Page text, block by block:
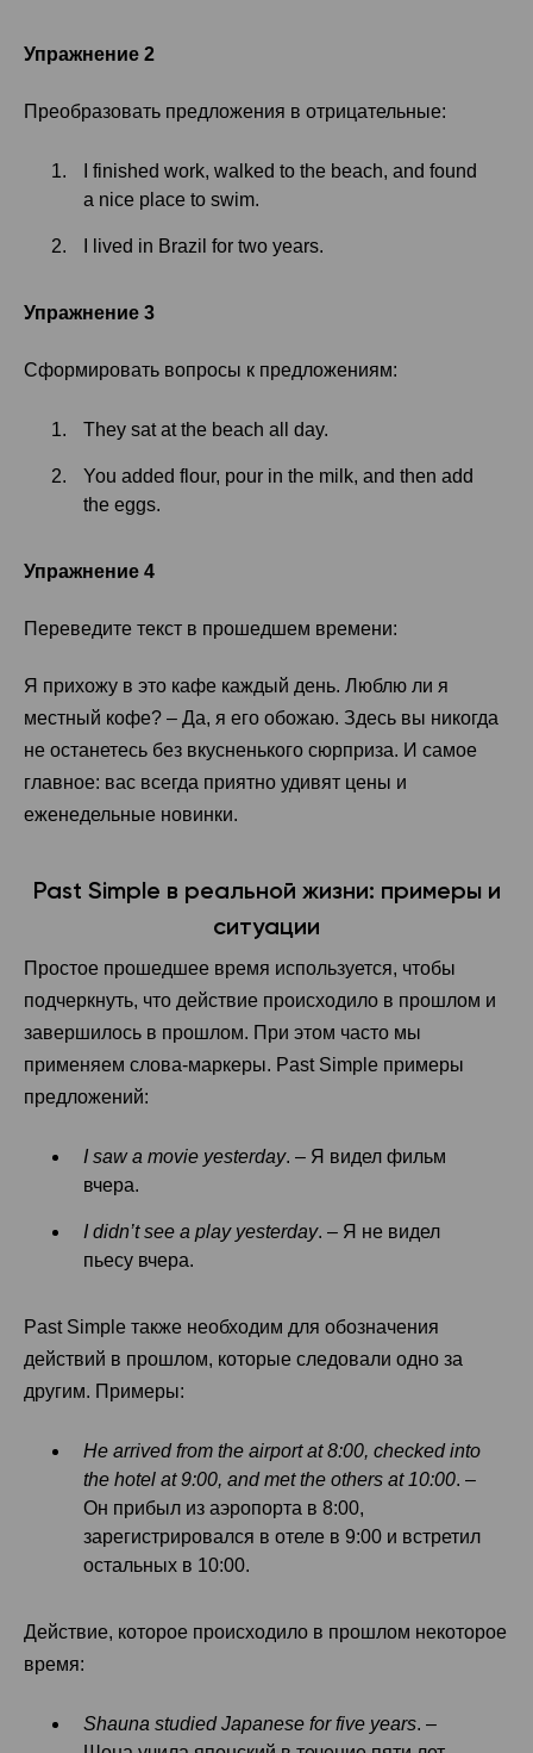
Упражнение 2
Преобразовать предложения в отрицательные:
I finished work, walked to the beach, and found
a nice place to swim.
I lived in Brazil for two years.
Упражнение 3
Сформировать вопросы к предложениям:
They sat at the beach all day.
You added flour, pour in the milk, and then add
the eggs.
Упражнение 4
Переведите текст в прошедшем времени:
Я прихожу в это кафе каждый день. Люблю ли я
местный кофе? – Да, я его обожаю. Здесь вы никогда
не останетесь без вкусненького сюрприза. И самое
главное: вас всегда приятно удивят цены и
еженедельные новинки.
Past Simple в реальной жизни: примеры и
ситуации
Простое прошедшее время используется, чтобы
подчеркнуть, что действие происходило в прошлом и
завершилось в прошлом. При этом часто мы
применяем слова-маркеры. Past Simple примеры
предложений:
I saw a movie yesterday. – Я видел фильм
вчера.
I didn’t see a play yesterday. – Я не видел
пьесу вчера.
Past Simple также необходим для обозначения
действий в прошлом, которые следовали одно за
другим. Примеры:
He arrived from the airport at 8:00, checked into
the hotel at 9:00, and met the others at 10:00. –
Он прибыл из аэропорта в 8:00,
зарегистрировался в отеле в 9:00 и встретил
остальных в 10:00.
Действие, которое происходило в прошлом некоторое
время:
Shauna studied Japanese for five years. –